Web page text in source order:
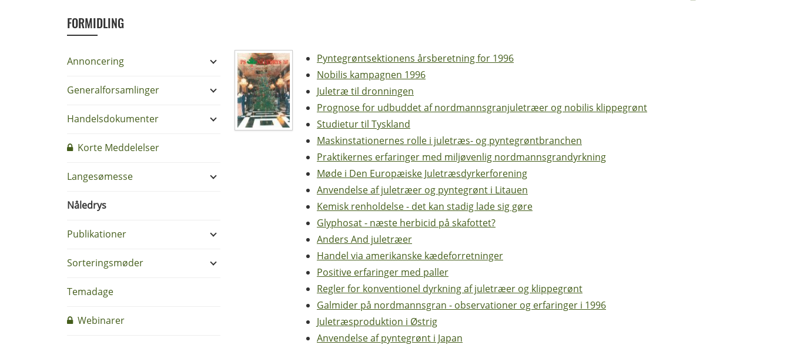
FORMIDLING
Annoncering
Generalforsamlinger
Handelsdokumenter
Korte Meddelelser
Langesømesse
Nåledrys
Publikationer
Sorteringsmøder
Temadage
Webinarer
Pyntegrøntsektionens årsberetning for 1996
Nobilis kampagnen 1996
Juletræ til dronningen
Prognose for udbuddet af nordmannsgranjuletræer og nobilis klippegrønt
Studietur til Tyskland
Maskinstationernes rolle i juletræs- og pyntegrøntbranchen
Praktikernes erfaringer med miljøvenlig nordmannsgrandyrkning
Møde i Den Europæiske Juletræsdyrkerforening
Anvendelse af juletræer og pyntegrønt i Litauen
Kemisk renholdelse - det kan stadig lade sig gøre
Glyphosat - næste herbicid på skafottet?
Anders And juletræer
Handel via amerikanske kædeforretninger
Positive erfaringer med paller
Regler for konventionel dyrkning af juletræer og klippegrønt
Galmider på nordmannsgran - observationer og erfaringer i 1996
Juletræsproduktion i Østrig
Anvendelse af pyntegrønt i Japan